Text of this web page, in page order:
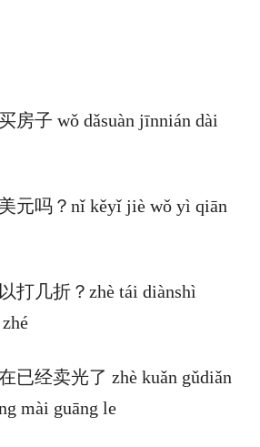
房子 wǒ dǎsuàn jīnnián dài
元吗？nǐ kěyǐ jiè wǒ yì qiān
打几折？zhè tái diànshì
已经卖光了 zhè kuǎn gǔdiǎn
mài guāng le